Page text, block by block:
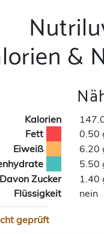
&
Kalorien
Fett
0.50
Eiweiß
6.20
5.50
Davon Zucker
1.40
Flüssigkeit
nein
geprüft